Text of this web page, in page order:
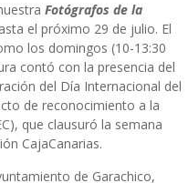
Fotógrafos de la
el próximo 29 de julio. El
los domingos (10-13:30
contó con la presencia del
del Día Internacional del
de reconocimiento a la
que clausuró la semana
CajaCanarias.
de Garachico,